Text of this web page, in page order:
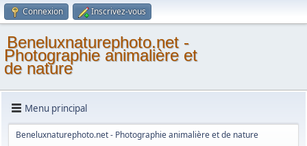
Connexion Inscrivez-vous
Beneluxnaturephoto.net -
Photographie animalière et
de nature
Menu principal
Beneluxnaturephoto.net - Photographie animalière et de nature